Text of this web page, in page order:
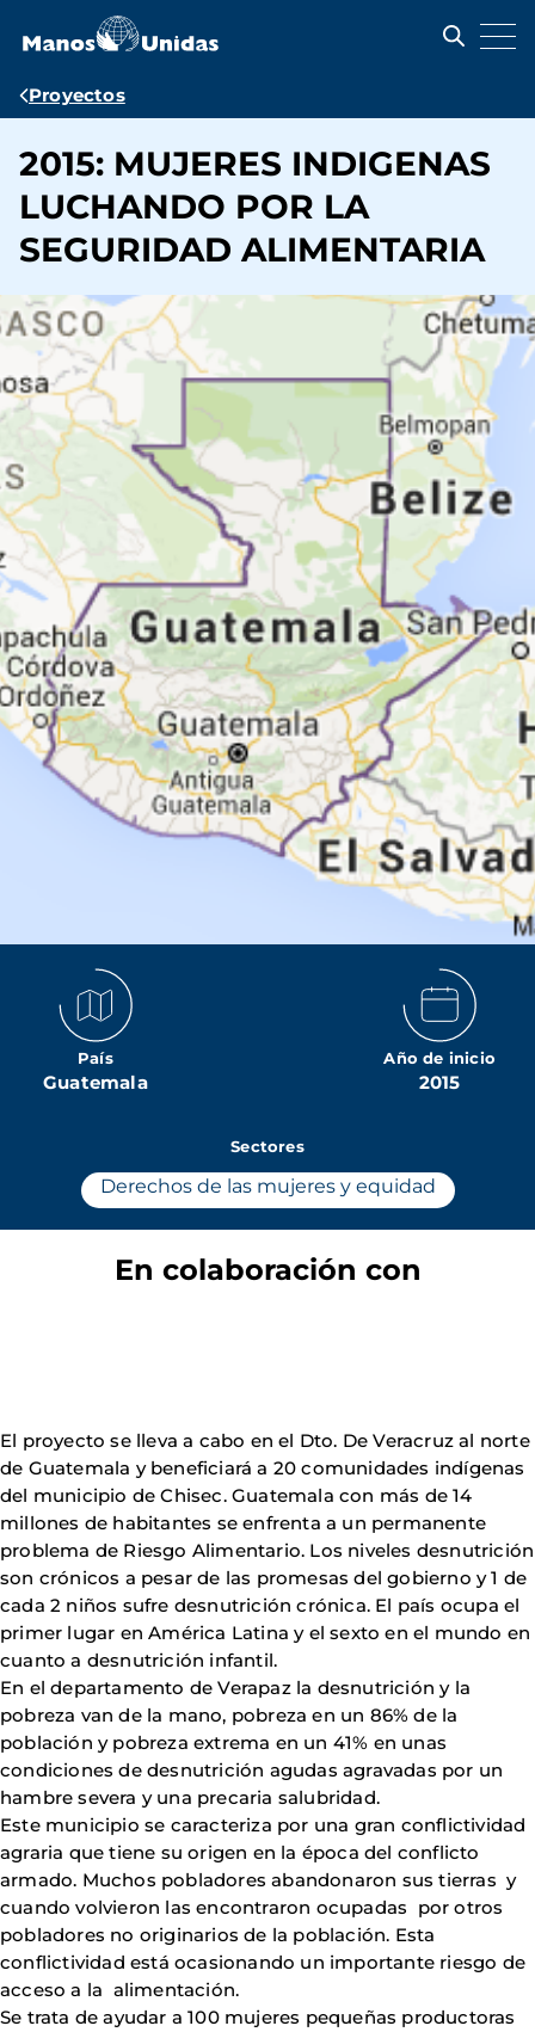
contenido
Ruta
navegación
Proyectos
2015: MUJERES INDIGENAS
LUCHANDO POR LA
SEGURIDAD ALIMENTARIA
País
Guatemala
Año de inicio
2015
Sectores
Derechos de las mujeres y equidad
En colaboración con
El proyecto se lleva a cabo en el Dto. De Veracruz al norte
de Guatemala y beneficiará a 20 comunidades indígenas
del municipio de Chisec. Guatemala con más de 14
millones de habitantes se enfrenta a un permanente
problema de Riesgo Alimentario. Los niveles desnutrición
son crónicos a pesar de las promesas del gobierno y 1 de
cada 2 niños sufre desnutrición crónica. El país ocupa el
primer lugar en América Latina y el sexto en el mundo en
cuanto a desnutrición infantil.
En el departamento de Verapaz la desnutrición y la
pobreza van de la mano, pobreza en un 86% de la
población y pobreza extrema en un 41% en unas
condiciones de desnutrición agudas agravadas por un
hambre severa y una precaria salubridad.
Este municipio se caracteriza por una gran conflictividad
agraria que tiene su origen en la época del conflicto
armado. Muchos pobladores abandonaron sus tierras y
cuando volvieron las encontraron ocupadas por otros
pobladores no originarios de la población. Esta
conflictividad está ocasionando un importante riesgo de
acceso a la alimentación.
Se trata de ayudar a 100 mujeres pequeñas productoras